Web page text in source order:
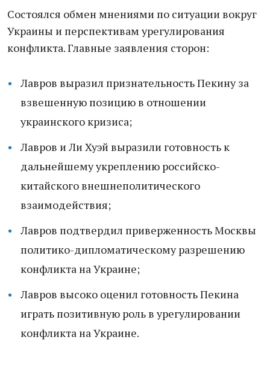
Состоялся обмен мнениями по ситуации вокруг
Украины и перспективам урегулирования
конфликта. Главные заявления сторон:
Лавров выразил признательность Пекину за
взвешенную позицию в отношении
украинского кризиса;
Лавров и Ли Хуэй выразили готовность к
дальнейшему укреплению российско-
китайского внешнеполитического
взаимодействия;
Лавров подтвердил приверженность Москвы
политико-дипломатическому разрешению
конфликта на Украине;
Лавров высоко оценил готовность Пекина
играть позитивную роль в урегулировании
конфликта на Украине.